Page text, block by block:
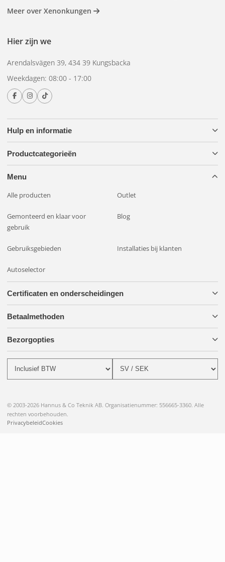
Hulp en informatie
Productcategorieën
Menu
Alle producten Outlet
Gemonteerd en klaar voor
gebruik
Blog
Gebruiksgebieden Installaties bij klanten
Autoselector
Meer over Xenonkungen
Hier zijn we
Arendalsvägen 39, 434 39 Kungsbacka
Weekdagen: 08:00 - 17:00
Certificaten en onderscheidingen
Betaalmethoden
Bezorgopties
© 2003-2026 Hannus & Co Teknik AB. Organisatienummer: 556665-3360. Alle
rechten voorbehouden.
PrivacybeleidCookies